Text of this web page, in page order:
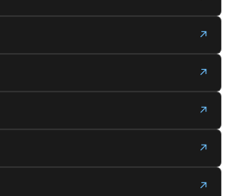
↗
↗
↗
↗
↗